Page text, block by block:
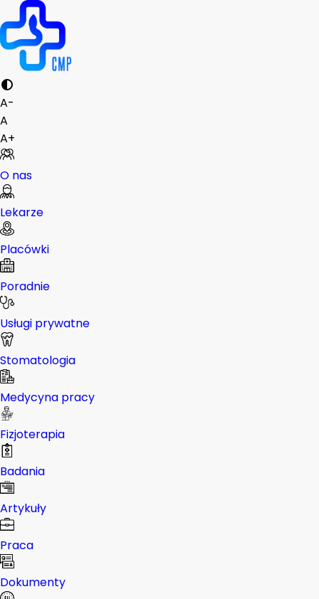
A-
A
A+
O nas
Lekarze
Placówki
Poradnie
Usługi prywatne
Stomatologia
Medycyna pracy
Fizjoterapia
Badania
Artykuły
Praca
Dokumenty